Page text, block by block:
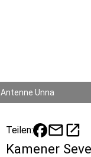
Antenne Unna
Teilen: mailopen_in_new
Kamener